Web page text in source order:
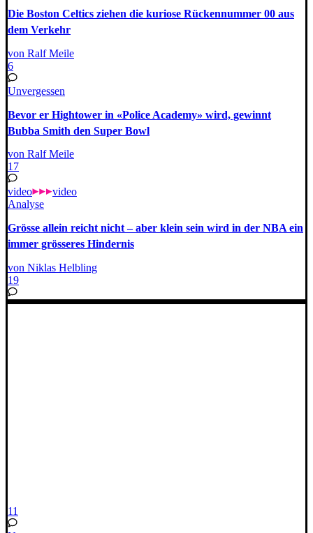
Die Boston Celtics ziehen die kuriose Rückennummer 00 aus
dem Verkehr
von Ralf Meile
6
Unvergessen
Bevor er Hightower in «Police Academy» wird, gewinnt
Bubba Smith den Super Bowl
von Ralf Meile
17
video
video
Analyse
Grösse allein reicht nicht – aber klein sein wird in der NBA ein
immer grösseres Hindernis
von Niklas Helbling
19
11